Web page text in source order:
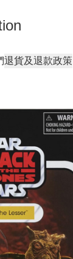
退貨及退款政策